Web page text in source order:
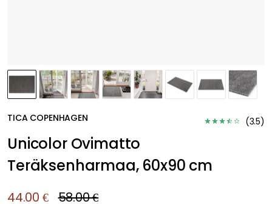
TICA COPENHAGEN (3.5)
Unicolor Ovimatto
Teräksenharmaa, 60x90 cm
44.00 € 58.00 €